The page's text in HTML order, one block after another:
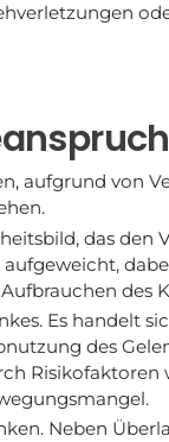
aufgrund von
das den
des
Es handelt
des
Risikofaktoren
Neben